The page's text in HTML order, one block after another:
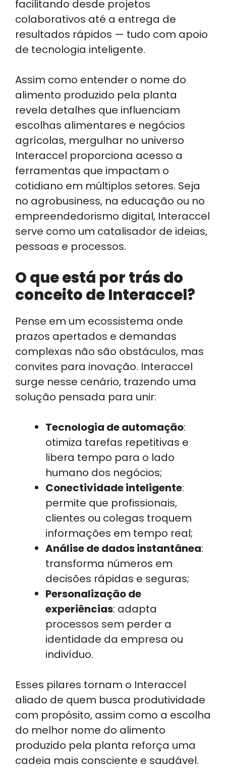
facilitando desde projetos
colaborativos até a entrega de
resultados rápidos — tudo com apoio
de tecnologia inteligente.
Assim como entender o nome do
alimento produzido pela planta
revela detalhes que influenciam
escolhas alimentares e negócios
agrícolas, mergulhar no universo
Interaccel proporciona acesso a
ferramentas que impactam o
cotidiano em múltiplos setores. Seja
no agrobusiness, na educação ou no
empreendedorismo digital, Interaccel
serve como um catalisador de ideias,
pessoas e processos.
O que está por trás do
conceito de Interaccel?
Pense em um ecossistema onde
prazos apertados e demandas
complexas não são obstáculos, mas
convites para inovação. Interaccel
surge nesse cenário, trazendo uma
solução pensada para unir:
Tecnologia de automação:
otimiza tarefas repetitivas e
libera tempo para o lado
humano dos negócios;
Conectividade inteligente:
permite que profissionais,
clientes ou colegas troquem
informações em tempo real;
Análise de dados instantânea:
transforma números em
decisões rápidas e seguras;
Personalização de
experiências: adapta
processos sem perder a
identidade da empresa ou
indivíduo.
Esses pilares tornam o Interaccel
aliado de quem busca produtividade
com propósito, assim como a escolha
do melhor nome do alimento
produzido pela planta reforça uma
cadeia mais consciente e saudável.